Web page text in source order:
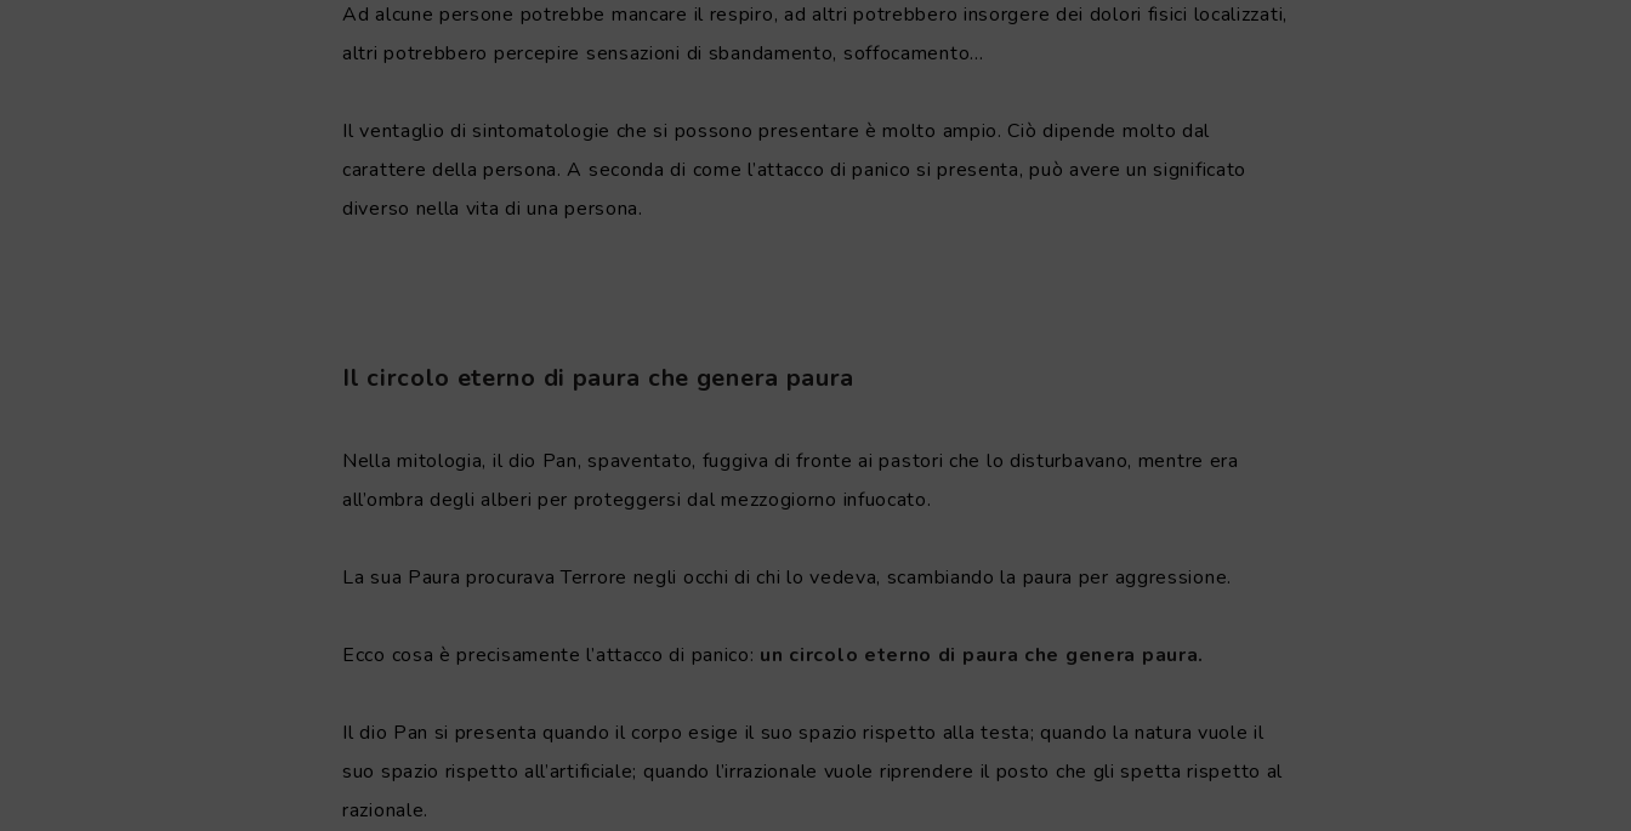
Ad alcune persone potrebbe mancare il respiro, ad altri potrebbero insorgere dei dolori fisici localizzati,
altri potrebbero percepire sensazioni di sbandamento, soffocamento…
Il ventaglio di sintomatologie che si possono presentare è molto ampio. Ciò dipende molto dal
carattere della persona. A seconda di come l’attacco di panico si presenta, può avere un significato
diverso nella vita di una persona.
Il circolo eterno di paura che genera paura
Nella mitologia, il dio Pan, spaventato, fuggiva di fronte ai pastori che lo disturbavano, mentre era
all’ombra degli alberi per proteggersi dal mezzogiorno infuocato.
La sua Paura procurava Terrore negli occhi di chi lo vedeva, scambiando la paura per aggressione.
Ecco cosa è precisamente l’attacco di panico: un circolo eterno di paura che genera paura.
Il dio Pan si presenta quando il corpo esige il suo spazio rispetto alla testa; quando la natura vuole il
suo spazio rispetto all’artificiale; quando l’irrazionale vuole riprendere il posto che gli spetta rispetto al
razionale.